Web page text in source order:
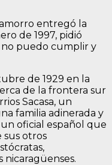
entregó la
de 1997, pidió
no puedo cumplir y
de 1929 en la
de la frontera sur
Sacasa, un
familia adinerada y
oficial español que
sus otros